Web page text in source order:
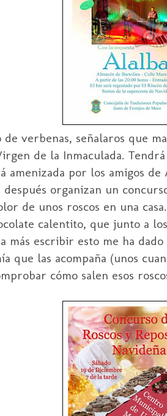
verbenas, señalaros que
de la Inmaculada.
amenizada por los amigos
después organizan un
de unos roscos en una
calentito, que junto a
más escribir esto me ha
que las acompaña (unos
cómo salen esos